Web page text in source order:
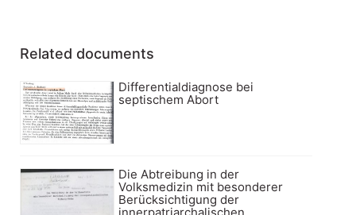
Related documents
Differentialdiagnose bei
septischem Abort
Die Abtreibung in der
Volksmedizin mit besonderer
Berücksichtigung der